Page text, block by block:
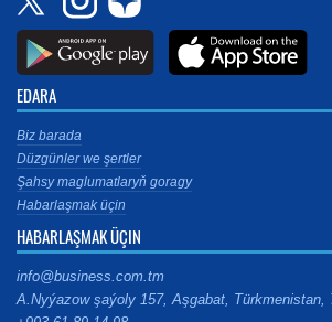
EDARA
Biz barada
Düzgünler we şertler
Şahsy maglumatlaryň goragy
Habarlaşmak üçin
HABARLAŞMAK ÜÇIN
info@business.com.tm
A.Nyýazow şaýoly 157, Aşgabat, Türkmenistan,